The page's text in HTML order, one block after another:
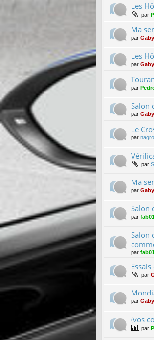
Les
par
Ma
par Gaby
Les
par Gaby
par
Salon
par Gaby
Le
par
par
Ma
par Gaby
Salon
par fab01
Salon
par fab01
par
par Gaby
(vos
par